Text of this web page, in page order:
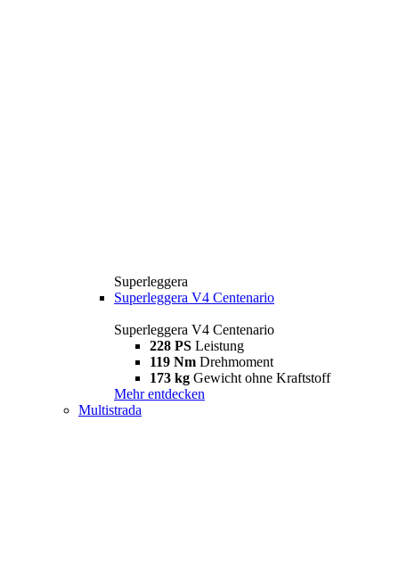
Superleggera
Superleggera V4 Centenario
Superleggera V4 Centenario
228 PS Leistung
119 Nm Drehmoment
173 kg Gewicht ohne Kraftstoff
Mehr entdecken
Multistrada